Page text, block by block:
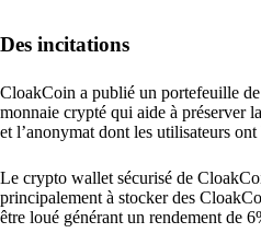
Des incitations
CloakCoin a publié un portefeuille de
monnaie crypté qui aide à préserver
et l’anonymat dont les utilisateurs ont
Le crypto wallet sécurisé de
principalement à stocker des
être loué générant un rendement de